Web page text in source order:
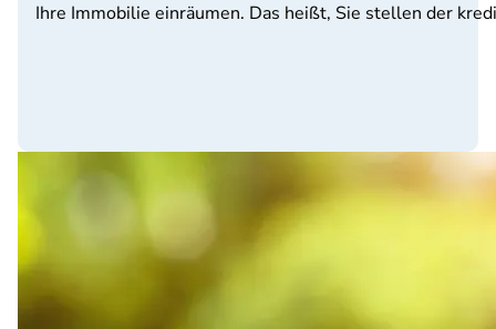
Ihre Immobilie einräumen. Das heißt, Sie stellen der